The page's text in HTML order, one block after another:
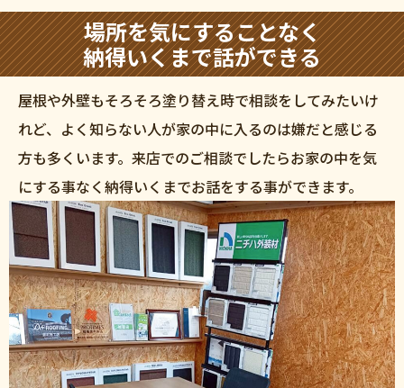
場所を気にすることなく
納得いくまで話ができる
屋根や外壁もそろそろ塗り替え時で相談をしてみたいけ
れど、よく知らない人が家の中に入るのは嫌だと感じる
方も多くいます。来店でのご相談でしたらお家の中を気
にする事なく納得いくまでお話をする事ができます。